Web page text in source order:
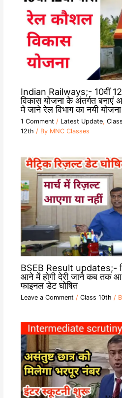
Indian Railways;- 10वीं
विकास योजना के अंतर्गत बनाएं
मे जाने रेल विभाग का नयी योजना
1 Comment / Latest Update,
12th / By MNC Classes
BSEB Result updates;-
आने में होगी देरी जाने कब तक
फाइनल डेट घोषित
Leave a Comment / Class 10th /